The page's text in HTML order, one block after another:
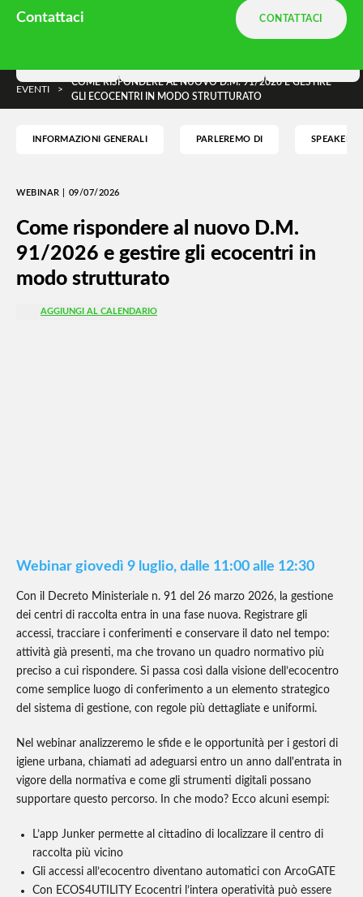
Ambiente.it è una divisione
e parte diDNA Ambiente
Contattaci CONTATTACI
EVENTI >
COME RISPONDERE AL NUOVO D.M. 91/2026 E GESTIRE
GLI ECOCENTRI IN MODO STRUTTURATO
INFORMAZIONI GENERALI PARLEREMO DI SPEAKER
WEBINAR | 09/07/2026
Come rispondere al nuovo D.M.
91/2026 e gestire gli ecocentri in
modo strutturato
AGGIUNGI AL CALENDARIO
Webinar giovedì 9 luglio, dalle 11:00 alle 12:30
Con il Decreto Ministeriale n. 91 del 26 marzo 2026, la gestione
dei centri di raccolta entra in una fase nuova. Registrare gli
accessi, tracciare i conferimenti e conservare il dato nel tempo:
attività già presenti, ma che trovano un quadro normativo più
preciso a cui rispondere. Si passa così dalla visione dell’ecocentro
come semplice luogo di conferimento a un elemento strategico
del sistema di gestione, con regole più dettagliate e uniformi.
Nel webinar analizzeremo le sfide e le opportunità per i gestori di
igiene urbana, chiamati ad adeguarsi entro un anno dall'entrata in
vigore della normativa e come gli strumenti digitali possano
supportare questo percorso. In che modo? Ecco alcuni esempi:
L’app Junker permette al cittadino di localizzare il centro di
raccolta più vicino
Gli accessi all’ecocentro diventano automatici con ArcoGATE
Con ECOS4UTILITY Ecocentri l’intera operatività può essere